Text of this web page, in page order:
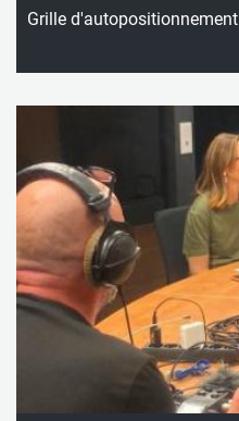
Grille d'autopositionnement